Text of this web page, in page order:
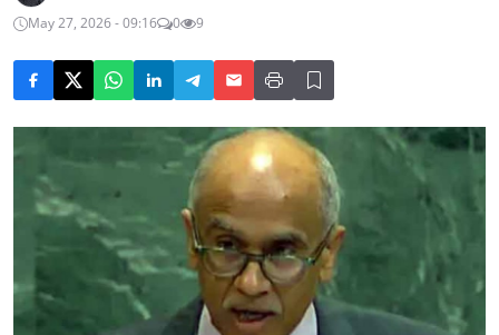
May 27, 2026 - 09:16
0 9